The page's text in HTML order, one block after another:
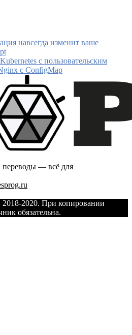
навсегда изменит ваше
с пользовательским
с ConfigMap
переводы — всё для
2020. При копировании
обязательна.